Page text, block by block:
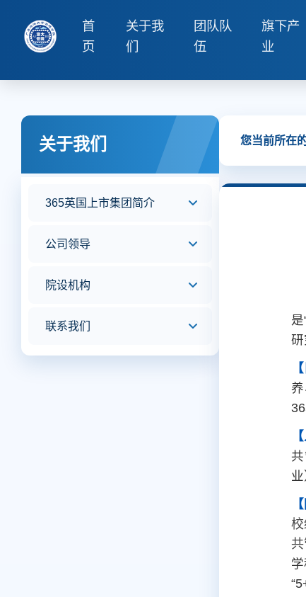
首
页
关于我
们
团队队
伍
旗下产
业
关于我们
​365英国上市集团简介
公司领导
院设机构
联系我们
您当前所在